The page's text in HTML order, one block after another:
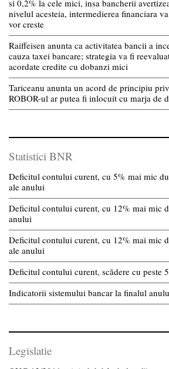
si 0,2% la cele mici, insa bancherii
nivelul acesteia, intermedierea financiara
vor creste
Raiffeisen anunta ca activitatea bancii a
cauza taxei bancare; strategia va fi
acordate credite cu dobanzi mici
Tariceanu anunta un acord de principiu
ROBOR-ul ar putea fi inlocuit cu marja de
Statistici BNR
Deficitul contului curent, cu 5% mai mic
ale anului
Deficitul contului curent, cu 12% mai mic
anului
Deficitul contului curent, cu 12% mai mic
ale anului
Deficitul contului curent, scădere cu peste
Indicatorii sistemului bancar la finalul
Legislatie